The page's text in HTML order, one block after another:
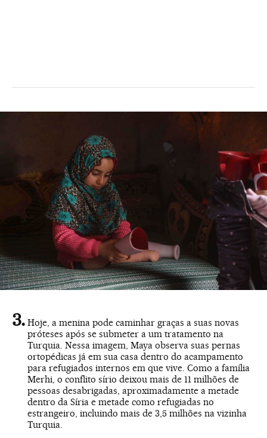
Hoje, a menina pode caminhar graças a suas novas
próteses após se submeter a um tratamento na
Turquia. Nessa imagem, Maya observa suas pernas
ortopédicas já em sua casa dentro do acampamento
para refugiados internos em que vive. Como a família
Merhi, o conflito sírio deixou mais de 11 milhões de
pessoas desabrigadas, aproximadamente a metade
dentro da Síria e metade como refugiadas no
estrangeiro, incluindo mais de 3,5 milhões na vizinha
Turquia.